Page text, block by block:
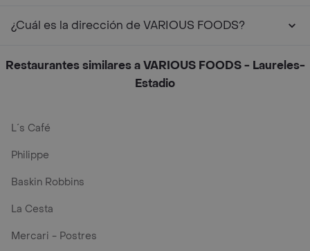
¿Cuál es la dirección de VARIOUS FOODS?
Restaurantes similares a VARIOUS FOODS - Laureles-
Estadio
L´s Café
Philippe
Baskin Robbins
La Cesta
Mercari - Postres